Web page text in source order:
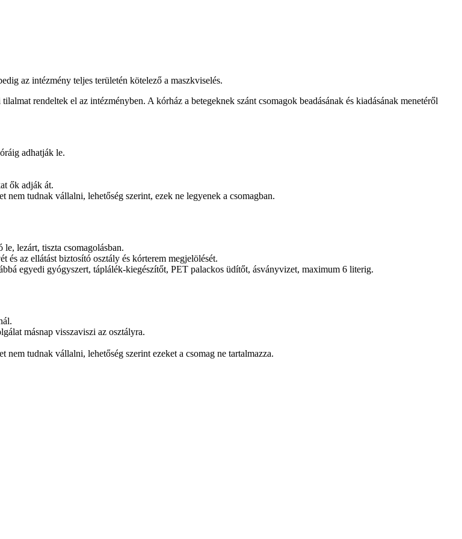
az intézmény teljes területén kötelező a maszkviselés.
rendeltek el az intézményben. A kórház a betegeknek szánt csomagok beadásának és kiadásának menetéről
adhatják le.
ők adják át.
nem tudnak vállalni, lehetőség szerint, ezek ne legyenek a csomagban.
lezárt, tiszta csomagolásban.
az ellátást biztosító osztály és kórterem megjelölését.
egyedi gyógyszert, táplálék-kiegészítőt, PET palackos üdítőt, ásványvizet, maximum 6 literig.
másnap visszaviszi az osztályra.
nem tudnak vállalni, lehetőség szerint ezeket a csomag ne tartalmazza.